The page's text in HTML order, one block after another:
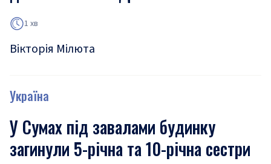
1 хв
Вікторія Мілюта
Україна
У Сумах під завалами будинку
загинули 5-річна та 10-річна сестри